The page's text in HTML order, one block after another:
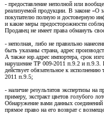
- предоставление неполной или
реализуемой продукции. В законе «О
покупателю полную и достоверную
и какие меры предосторожности
Продавец не имеет права обмануть
- неполная, либо не правильно
быть указаны страна, адрес
А также юр.адрес импортера, срок
нарушение ТР 009-2011 п.9.2 и п.9.3.
действует обязательное к
2011 п.9.5;
- наличие результатов экспертизы на
примеру, экстракт цветов голубого
Обнаружение вами данных соединений
прямое право на его возврат с